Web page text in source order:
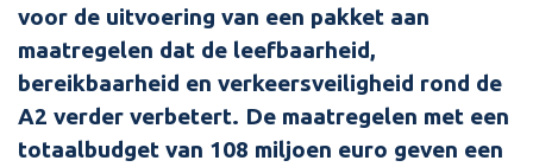
voor de uitvoering van een pakket aan
maatregelen dat de leefbaarheid,
bereikbaarheid en verkeersveiligheid rond de
A2 verder verbetert. De maatregelen met een
totaalbudget van 108 miljoen euro geven een